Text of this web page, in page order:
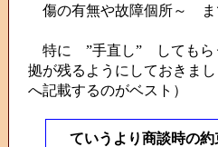
傷の有無や故障個所～ ま
特に ”手直し” してもら
拠が残るようにしておきま
へ記載するのがベスト）
ていうより商談時の約